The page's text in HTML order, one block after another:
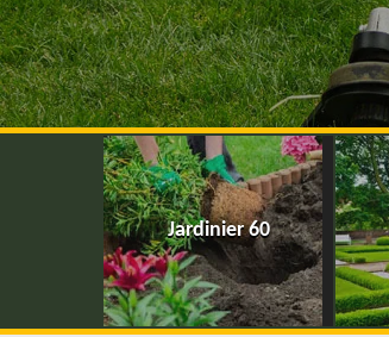
Jardinier 60